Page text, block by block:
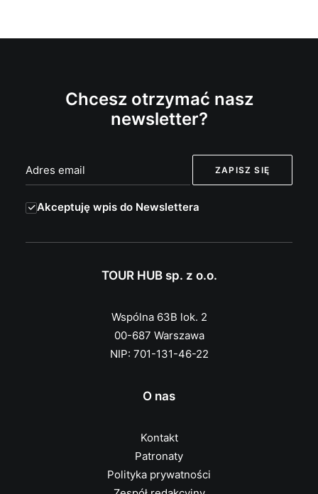
Chcesz otrzymać nasz
newsletter?
Akceptuję wpis do Newslettera
TOUR HUB sp. z o.o.
Wspólna 63B lok. 2
00-687 Warszawa
NIP: 701-131-46-22
O nas
Kontakt
Patronaty
Polityka prywatności